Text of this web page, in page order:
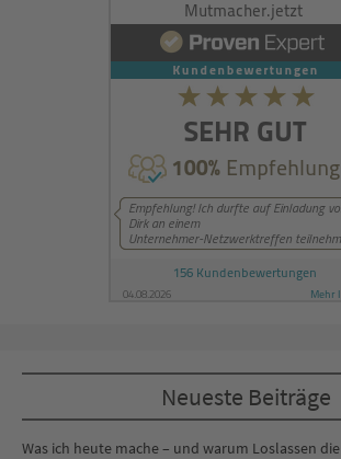
Neueste Beiträge
Was ich heute mache – und warum Loslassen die